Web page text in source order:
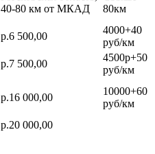
40-80 км от МКАД
80км
р.6 500,00
4000+40
руб/км
р.7 500,00
4500р+50
руб/км
р.16 000,00
10000+60
руб/км
р.20 000,00